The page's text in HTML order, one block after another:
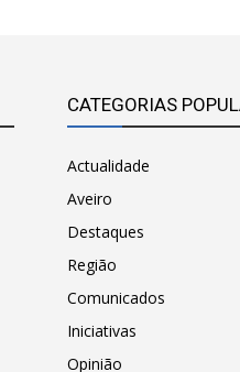
CATEGORIAS
Actualidade
Aveiro
Destaques
Região
Comunicados
Iniciativas
Opinião